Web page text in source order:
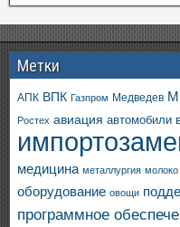
Метки
АПК ВПК Газпром Медведев
Ростех авиация автомобили
медицина металлургия молоко
оборудование овощи
программное